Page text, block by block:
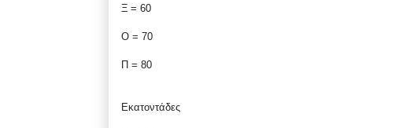
Ξ = 60
Ο = 70
Π = 80
Εκατοντάδες